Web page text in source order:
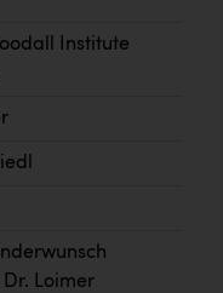
Institute
Dr. Loimer